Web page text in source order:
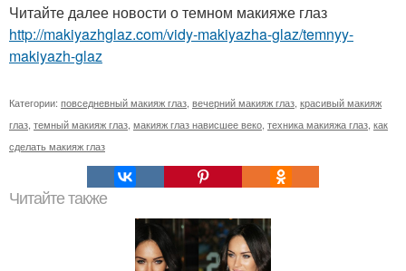
Читайте далее новости о темном макияже глаз
http://makiyazhglaz.com/vidy-makiyazha-glaz/temnyy-
makiyazh-glaz
Категории: повседневный макияж глаз вечерний макияж глаз красивый макияж
глаз темный макияж глаз макияж глаз нависшее веко техника макияжа глаз как
сделать макияж глаз
Читайте также